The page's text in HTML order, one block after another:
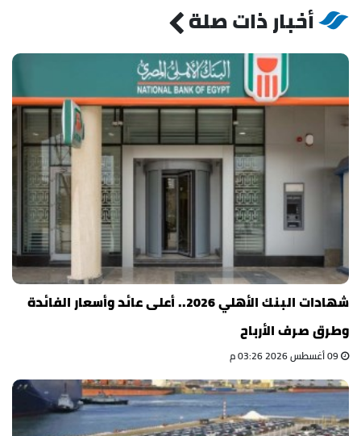
أخبار ذات صلة
شهادات البنك الأهلي 2026.. أعلى عائد وأسعار الفائدة
وطرق صرف الأرباح